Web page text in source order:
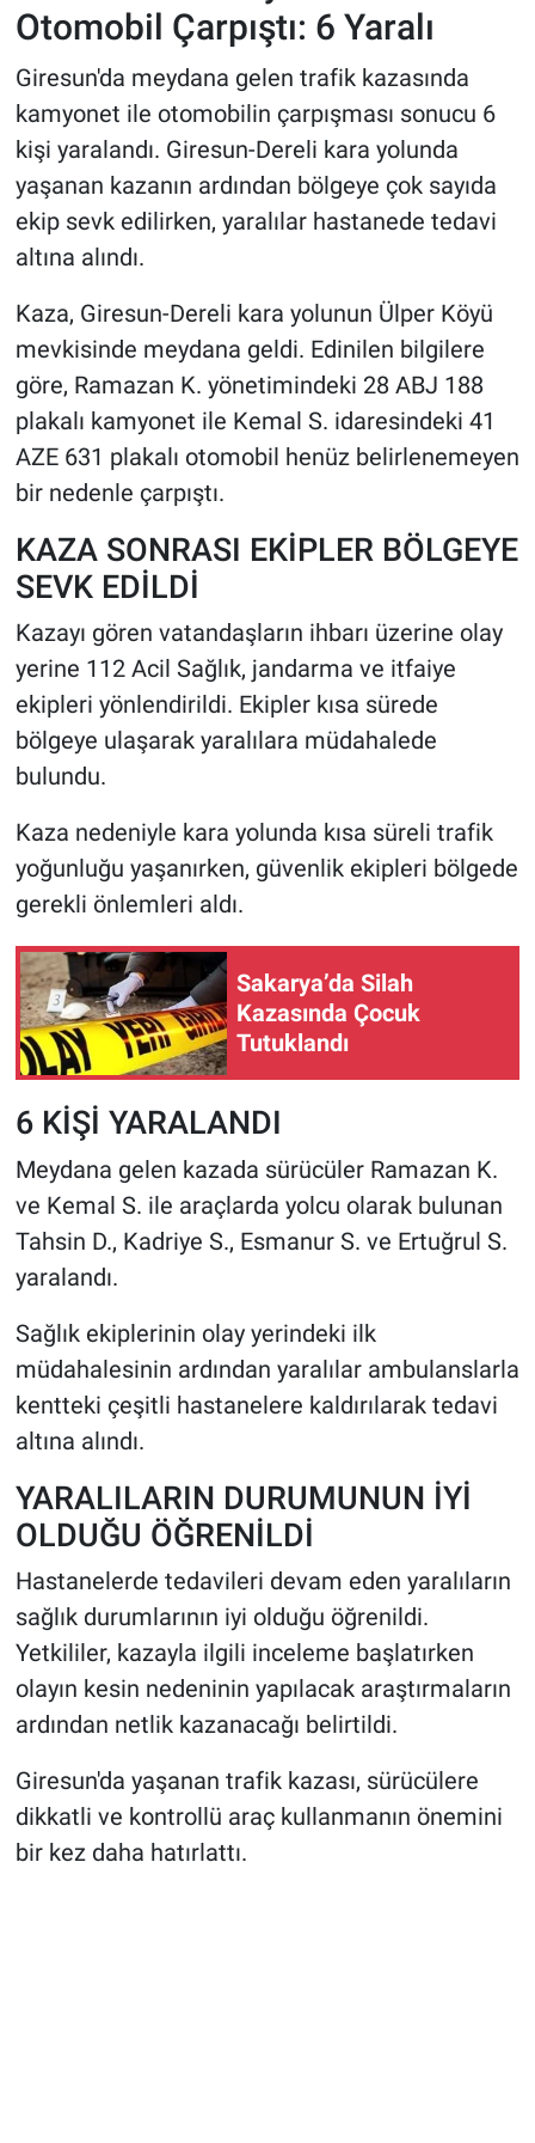
Otomobil Çarpıştı: 6 Yaralı
Giresun'da meydana gelen trafik kazasında
kamyonet ile otomobilin çarpışması sonucu 6
kişi yaralandı. Giresun-Dereli kara yolunda
yaşanan kazanın ardından bölgeye çok sayıda
ekip sevk edilirken, yaralılar hastanede tedavi
altına alındı.
Kaza, Giresun-Dereli kara yolunun Ülper Köyü
mevkisinde meydana geldi. Edinilen bilgilere
göre, Ramazan K. yönetimindeki 28 ABJ 188
plakalı kamyonet ile Kemal S. idaresindeki 41
AZE 631 plakalı otomobil henüz belirlenemeyen
bir nedenle çarpıştı.
KAZA SONRASI EKİPLER BÖLGEYE
SEVK EDİLDİ
Kazayı gören vatandaşların ihbarı üzerine olay
yerine 112 Acil Sağlık, jandarma ve itfaiye
ekipleri yönlendirildi. Ekipler kısa sürede
bölgeye ulaşarak yaralılara müdahalede
bulundu.
Kaza nedeniyle kara yolunda kısa süreli trafik
yoğunluğu yaşanırken, güvenlik ekipleri bölgede
gerekli önlemleri aldı.
Sakarya’da Silah
Kazasında Çocuk
Tutuklandı
6 KİŞİ YARALANDI
Meydana gelen kazada sürücüler Ramazan K.
ve Kemal S. ile araçlarda yolcu olarak bulunan
Tahsin D., Kadriye S., Esmanur S. ve Ertuğrul S.
yaralandı.
Sağlık ekiplerinin olay yerindeki ilk
müdahalesinin ardından yaralılar ambulanslarla
kentteki çeşitli hastanelere kaldırılarak tedavi
altına alındı.
YARALILARIN DURUMUNUN İYİ
OLDUĞU ÖĞRENİLDİ
Hastanelerde tedavileri devam eden yaralıların
sağlık durumlarının iyi olduğu öğrenildi.
Yetkililer, kazayla ilgili inceleme başlatırken
olayın kesin nedeninin yapılacak araştırmaların
ardından netlik kazanacağı belirtildi.
Giresun'da yaşanan trafik kazası, sürücülere
dikkatli ve kontrollü araç kullanmanın önemini
bir kez daha hatırlattı.
POLİTİKA
SPOR
Bilim, Teknoloji